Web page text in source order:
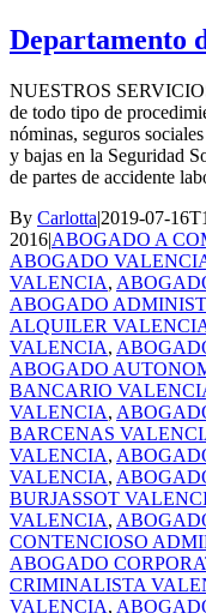
Departamento
NUESTROS
de todo tipo de
nóminas, seguros
y bajas en la Seguridad
de partes de accidente
By Carlotta|2019-07-
2016|ABOGADO A
ABOGADO
VALENCIA,
ABOGADO
ALQUILER
VALENCIA,
ABOGADO
BANCARIO
VALENCIA,
BARCENAS
VALENCIA,
VALENCIA,
BURJASSOT
VALENCIA,
CONTENCIOSO
ABOGADO
CRIMINALISTA
VALENCIA,